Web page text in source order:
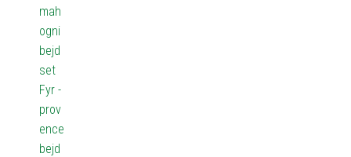
mah
ogni
bejd
set
Fyr -
prov
ence
bejd